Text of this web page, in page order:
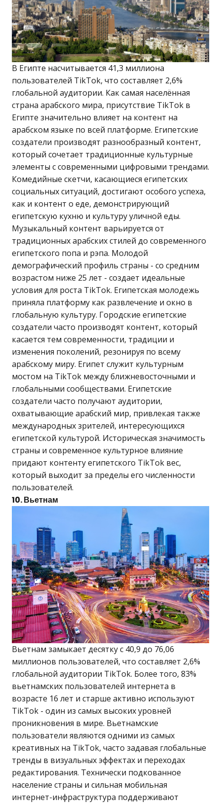
В Египте насчитывается 41,3 миллиона
пользователей TikTok, что составляет 2,6%
глобальной аудитории. Как самая населённая
страна арабского мира, присутствие TikTok в
Египте значительно влияет на контент на
арабском языке по всей платформе. Египетские
создатели производят разнообразный контент,
который сочетает традиционные культурные
элементы с современными цифровыми трендами.
Комедийные скетчи, касающиеся египетских
социальных ситуаций, достигают особого успеха,
как и контент о еде, демонстрирующий
египетскую кухню и культуру уличной еды.
Музыкальный контент варьируется от
традиционных арабских стилей до современного
египетского попа и рэпа. Молодой
демографический профиль страны - со средним
возрастом ниже 25 лет - создает идеальные
условия для роста TikTok. Египетская молодежь
приняла платформу как развлечение и окно в
глобальную культуру. Городские египетские
создатели часто производят контент, который
касается тем современности, традиции и
изменения поколений, резонируя по всему
арабскому миру. Египет служит культурным
мостом на TikTok между ближневосточными и
глобальными сообществами. Египетские
создатели часто получают аудитории,
охватывающие арабский мир, привлекая также
международных зрителей, интересующихся
египетской культурой. Историческая значимость
страны и современное культурное влияние
придают контенту египетского TikTok вес,
который выходит за пределы его численности
пользователей.
10. Вьетнам
Вьетнам замыкает десятку с 40,9 до 76,06
миллионов пользователей, что составляет 2,6%
глобальной аудитории TikTok. Более того, 83%
вьетнамских пользователей интернета в
возрасте 16 лет и старше активно используют
TikTok - один из самых высоких уровней
проникновения в мире. Вьетнамские
пользователи являются одними из самых
креативных на TikTok, часто задавая глобальные
тренды в визуальных эффектах и переходах
редактирования. Технически подкованное
население страны и сильная мобильная
интернет-инфраструктура поддерживают